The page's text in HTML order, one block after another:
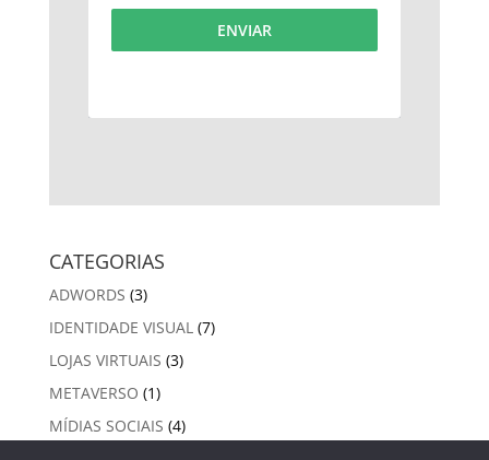
ENVIAR
CATEGORIAS
ADWORDS (3)
IDENTIDADE VISUAL (7)
LOJAS VIRTUAIS (3)
METAVERSO (1)
MÍDIAS SOCIAIS (4)